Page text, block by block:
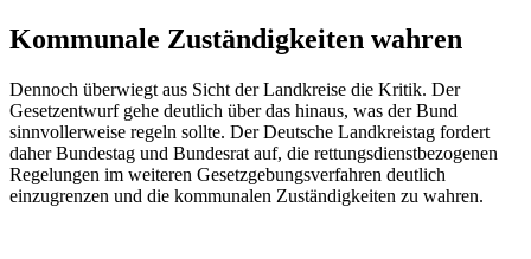
Kommunale Zuständigkeiten wahren
Dennoch überwiegt aus Sicht der Landkreise die Kritik. Der
Gesetzentwurf gehe deutlich über das hinaus, was der Bund
sinnvollerweise regeln sollte. Der Deutsche Landkreistag fordert
daher Bundestag und Bundesrat auf, die rettungsdienstbezogenen
Regelungen im weiteren Gesetzgebungsverfahren deutlich
einzugrenzen und die kommunalen Zuständigkeiten zu wahren.